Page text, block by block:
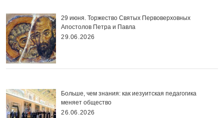
29 июня. Торжество Святых Первоверховных
Апостолов Петра и Павла
29.06.2026
Больше, чем знания: как иезуитская педагогика
меняет общество
26.06.2026